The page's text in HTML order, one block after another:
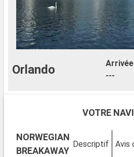
Orlando
Arrivée
---
VOTRE
NORWEGIAN
BREAKAWAY
Descriptif Avis